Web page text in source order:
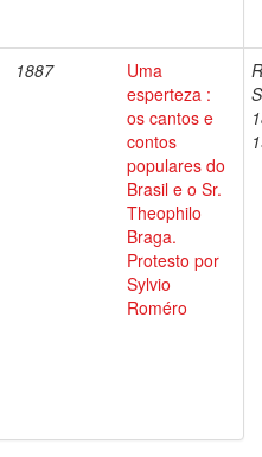
1887
Uma
esperteza :
os cantos e
contos
populares do
Brasil e o Sr.
Theophilo
Braga.
Protesto por
Sylvio
Roméro